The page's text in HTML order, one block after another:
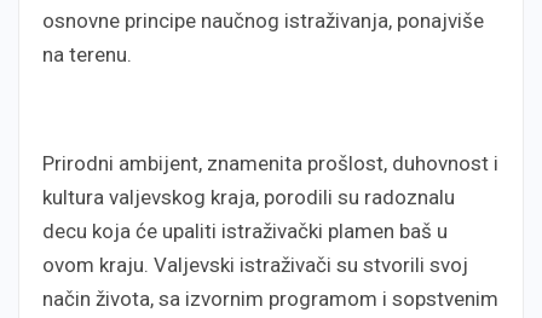
osnovne principe naučnog istraživanja, ponajviše
na terenu.
Prirodni ambijent, znamenita prošlost, duhovnost i
kultura valjevskog kraja, porodili su radoznalu
decu koja će upaliti istraživački plamen baš u
ovom kraju. Valjevski istraživači su stvorili svoj
način života, sa izvornim programom i sopstvenim